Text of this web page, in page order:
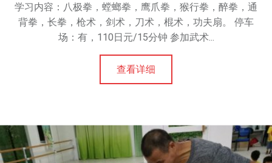
学习内容：八极拳，螳螂拳，鹰爪拳，猴行拳，醉拳，通
背拳，长拳，枪术，剑术，刀术，棍术，功夫扇。 停车
场：有，110日元/15分钟 参加武术...
查看详细